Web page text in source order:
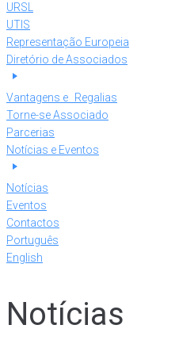
URSL
UTIS
Representação Europeia
Diretório de Associados
Vantagens e Regalias
Torne-se Associado
Parcerias
Notícias e Eventos
Notícias
Eventos
Contactos
Português
English
Notícias